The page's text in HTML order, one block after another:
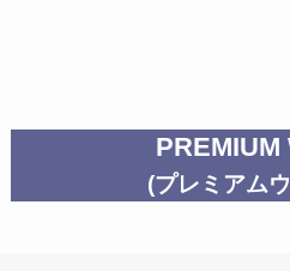
PREMIUM
(プレミアム